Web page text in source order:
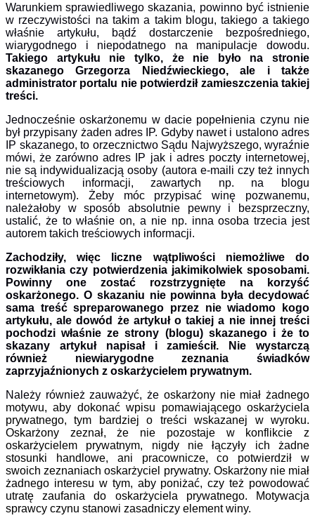
Warunkiem sprawiedliwego skazania, powinno być istnienie
w rzeczywistości na takim a takim blogu, takiego a takiego
właśnie artykułu, bądź dostarczenie bezpośredniego,
wiarygodnego i niepodatnego na manipulacje dowodu.
Takiego artykułu nie tylko, że nie było na stronie
skazanego Grzegorza Niedźwieckiego, ale i także
administrator portalu nie potwierdził zamieszczenia takiej
treści.
Jednocześnie oskarżonemu w dacie popełnienia czynu nie
był przypisany żaden adres IP. Gdyby nawet i ustalono adres
IP skazanego, to orzecznictwo Sądu Najwyższego, wyraźnie
mówi, że zarówno adres IP jak i adres poczty internetowej,
nie są indywidualizacją osoby (autora e-maili czy też innych
treściowych informacji, zawartych np. na blogu
internetowym). Żeby móc przypisać winę pozwanemu,
należałoby w sposób absolutnie pewny i bezsprzeczny,
ustalić, że to właśnie on, a nie np. inna osoba trzecia jest
autorem takich treściowych informacji.
Zachodziły, więc liczne wątpliwości niemożliwe do
rozwikłania czy potwierdzenia jakimikolwiek sposobami.
Powinny one zostać rozstrzygnięte na korzyść
oskarżonego. O skazaniu nie powinna była decydować
sama treść spreparowanego przez nie wiadomo kogo
artykułu, ale dowód że artykuł o takiej a nie innej treści
pochodzi właśnie ze strony (blogu) skazanego i że to
skazany artykuł napisał i zamieścił. Nie wystarczą
również niewiarygodne zeznania świadków
zaprzyjaźnionych z oskarżycielem prywatnym.
Należy również zauważyć, że oskarżony nie miał żadnego
motywu, aby dokonać wpisu pomawiającego oskarżyciela
prywatnego, tym bardziej o treści wskazanej w wyroku.
Oskarżony zeznał, że nie pozostaje w konflikcie z
oskarżycielem prywatnym, nigdy nie łączyły ich żadne
stosunki handlowe, ani pracownicze, co potwierdził w
swoich zeznaniach oskarżyciel prywatny. Oskarżony nie miał
żadnego interesu w tym, aby poniżać, czy też powodować
utratę zaufania do oskarżyciela prywatnego. Motywacja
sprawcy czynu stanowi zasadniczy element winy.